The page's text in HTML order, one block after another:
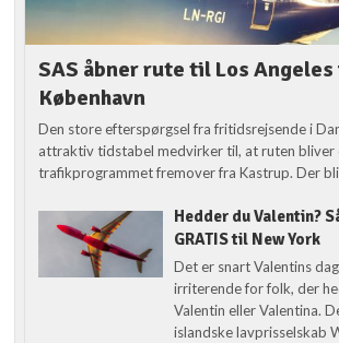
SAS åbner rute til Los
København
Den store efterspørgsel fra fritidsrejsende i
attraktiv tidstabel medvirker til, at ruten bliver
trafikprogrammet fremover fra Kastrup. Der
Hedder du Valentin?
GRATIS til New York
Det er snart Valentins
irriterende for folk, der
Valentin eller Valentina.
islandske lavprisselskab